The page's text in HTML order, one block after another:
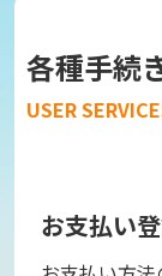
各種手続
USER
お支払い